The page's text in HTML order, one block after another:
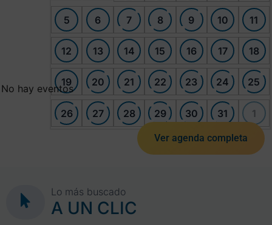
5 6 7 8 9 10 11
12 13 14 15 16 17 18
19 20 21 22 23 24 25
26 27 28 29 30 31 1
No hay eventos
Ver agenda completa
Lo más buscado
A UN CLIC